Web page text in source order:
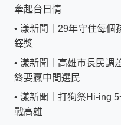
牽起台日情
• 漾新聞｜29年守住每
鐸獎
• 漾新聞｜高雄市長民
終要贏中間選民
• 漾新聞｜打狗祭Hi-ing
戰高雄